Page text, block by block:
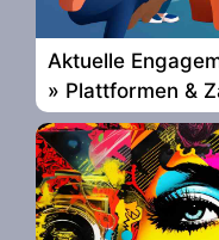
Aktuelle
» Plattformen &